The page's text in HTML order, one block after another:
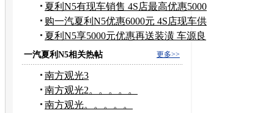
包
夏利N5有现车销售 4S店最高优惠5000
元
购一汽夏利N5优惠6000元 4S店现车供
应
夏利N5享5000元优惠再送装潢 车源良
好
更多>>
一汽夏利N5相关热帖
南方观光3
南方观光2。。。。。
南方观光。。。。。